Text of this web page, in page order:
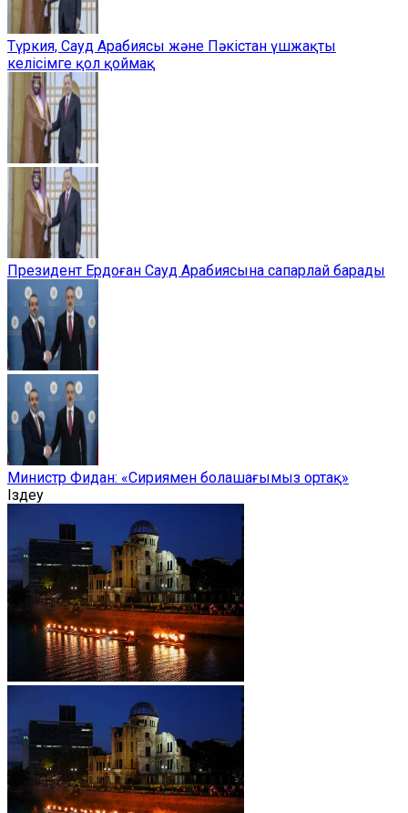
Түркия, Сауд Арабиясы және Пәкістан үшжақты
келісімге қол қоймақ
Президент Ердоған Сауд Арабиясына сапарлай барады
Министр Фидан: «Сириямен болашағымыз ортақ»
Іздеу